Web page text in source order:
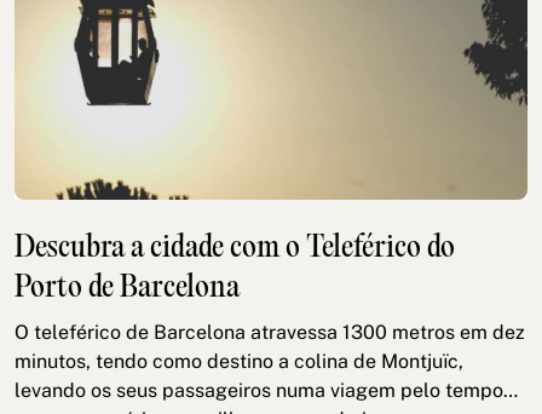
Descubra a cidade com o Teleférico do
Porto de Barcelona
O teleférico de Barcelona atravessa 1300 metros em dez
minutos, tendo como destino a colina de Montjuïc,
levando os seus passageiros numa viagem pelo tempo